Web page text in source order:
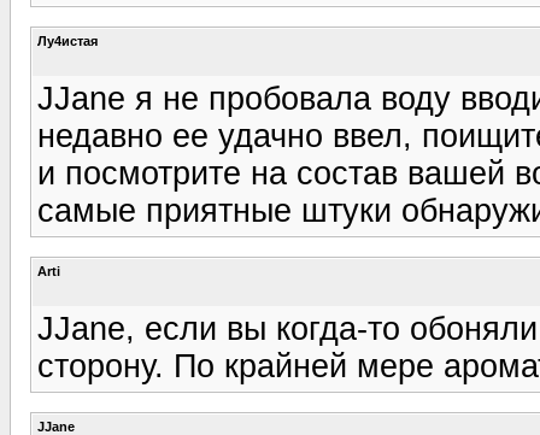
Лу4истая
JJane я не пробовала воду
недавно ее удачно ввел,
и посмотрите на состав вашей
самые приятные штуки
Arti
JJane, если вы когда-то
сторону. По крайней мере
JJane